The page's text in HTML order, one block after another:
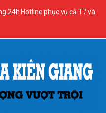
24h Hotline phục vụ cả T7 và